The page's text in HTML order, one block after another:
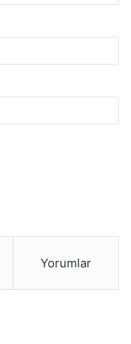
Yorumlar